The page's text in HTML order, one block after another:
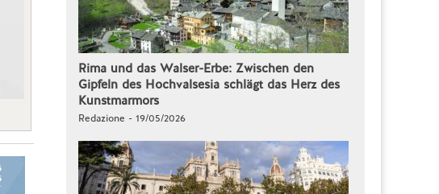
Rima und das Walser-Erbe: Zwischen den
Gipfeln des Hochvalsesia schlägt das Herz des
Kunstmarmors
Redazione - 19/05/2026